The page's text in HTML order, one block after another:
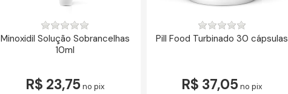
Minoxidil Solução Sobrancelhas
10ml
R$ 23,75 no pix
Pill Food Turbinado 30 cápsulas
R$ 37,05 no pix